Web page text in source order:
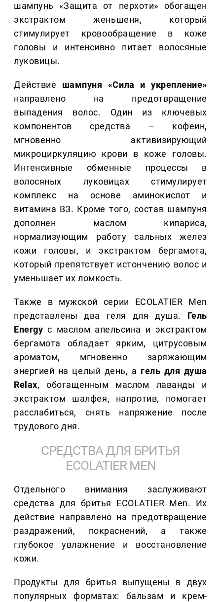
шампунь «Защита от перхоти» обогащен
экстрактом женьшеня, который
стимулирует кровообращение в коже
головы и интенсивно питает волосяные
луковицы.
Действие шампуня «Сила и укрепление»
направлено на предотвращение
выпадения волос. Один из ключевых
компонентов средства – кофеин,
мгновенно активизирующий
микроциркуляцию крови в коже головы.
Интенсивные обменные процессы в
волосяных луковицах стимулирует
комплекс на основе аминокислот и
витамина B3. Кроме того, состав шампуня
дополнен маслом кипариса,
нормализующим работу сальных желез
кожи головы, и экстрактом бергамота,
который препятствует истончению волос и
уменьшает их ломкость.
Также в мужской серии ECOLATIER Men
представлены два геля для душа. Гель
Energyс маслом апельсина и экстрактом
бергамота обладает ярким, цитрусовым
ароматом, мгновенно заряжающим
энергией на целый день, а гель для душа
Relax, обогащенным маслом лаванды и
экстрактом шалфея, напротив, помогает
расслабиться, снять напряжение после
трудового дня.
СРЕДСТВА ДЛЯ БРИТЬЯ
ECOLATIER MEN
Отдельного внимания заслуживают
средства для бритья ECOLATIER Men. Их
действие направлено на предотвращение
раздражений, покраснений, а также
глубокое увлажнение и восстановление
кожи.
Продукты для бритья выпущены в двух
популярных форматах: бальзам и крем-